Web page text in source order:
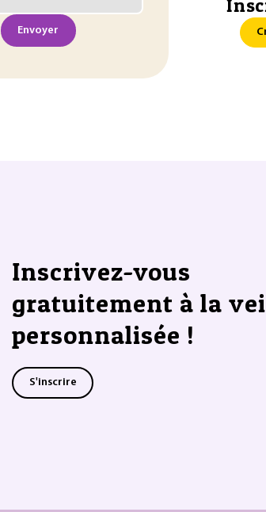
Envoyer
Inscrivez-vous
gratuitement à la
personnalisée !
S'inscrire